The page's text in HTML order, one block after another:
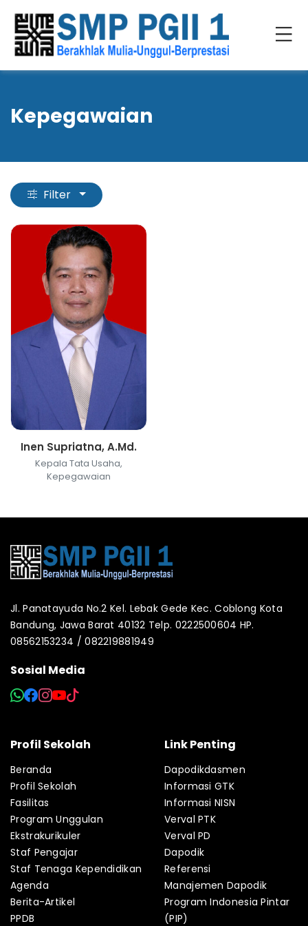
Kepegawaian
Filter
Inen Supriatna, A.Md.
Kepala Tata Usaha,
Kepegawaian
Jl. Panatayuda No.2 Kel. Lebak Gede Kec. Coblong Kota
Bandung, Jawa Barat 40132 Telp. 0222500604 HP.
08562153234 / 082219881949
Sosial Media
Profil Sekolah
Beranda
Profil Sekolah
Fasilitas
Program Unggulan
Ekstrakurikuler
Staf Pengajar
Staf Tenaga Kependidikan
Agenda
Berita-Artikel
PPDB
Link Penting
Dapodikdasmen
Informasi GTK
Informasi NISN
Verval PTK
Verval PD
Dapodik
Referensi
Manajemen Dapodik
Program Indonesia Pintar
(PIP)